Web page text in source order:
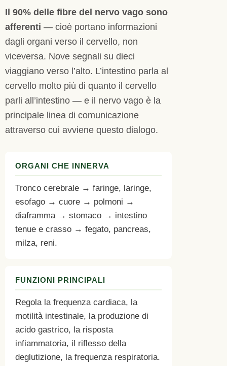
Il 90% delle fibre del nervo vago sono
afferenti — cioè portano informazioni
dagli organi verso il cervello, non
viceversa. Nove segnali su dieci
viaggiano verso l’alto. L’intestino parla al
cervello molto più di quanto il cervello
parli all’intestino — e il nervo vago è la
principale linea di comunicazione
attraverso cui avviene questo dialogo.
ORGANI CHE INNERVA
Tronco cerebrale → faringe, laringe,
esofago → cuore → polmoni →
diaframma → stomaco → intestino
tenue e crasso → fegato, pancreas,
milza, reni.
FUNZIONI PRINCIPALI
Regola la frequenza cardiaca, la
motilità intestinale, la produzione di
acido gastrico, la risposta
infiammatoria, il riflesso della
deglutizione, la frequenza respiratoria.